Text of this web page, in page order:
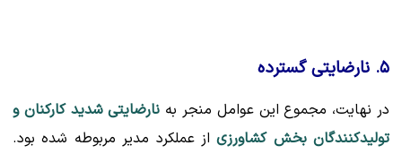
۵. نارضایتی گسترده
در نهایت، مجموع این عوامل منجر به نارضایتی شدید کارکنان و
تولیدکنندگان بخش کشاورزیاز عملکرد مدیر مربوطه شده بود.